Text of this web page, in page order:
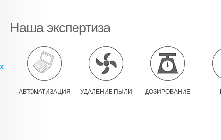
Наша экспертиза
АВТОМАТИЗАЦИЯ УДАЛЕНИЕ ПЫЛИ ДОЗИРОВАНИЕ